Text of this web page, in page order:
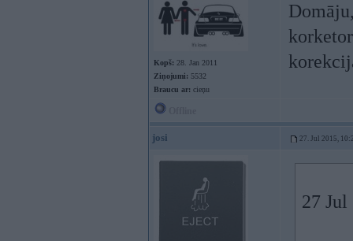
Kopš: 28. Jan 2011
Ziņojumi: 5532
Braucu ar: cieņu
josi 27. Jul 2015,
27